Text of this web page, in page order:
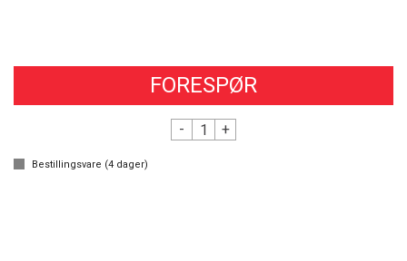
FORESPØR
- +
Bestillingsvare (4 dager)